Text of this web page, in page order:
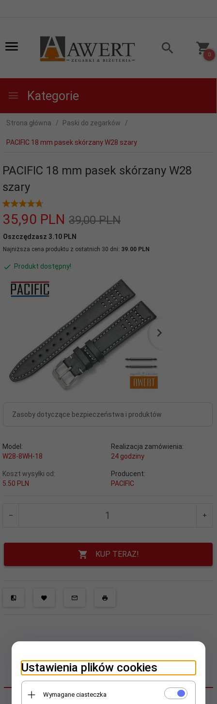
0
Kategorie
Strona główna Paski do zegarków
PACIFIC 18 mm pasek skórzany W28 szary
PACIFIC 18 mm pasek skórzany W28
szary
35,90 PLN 39,00 PLN
Oszczędzasz 3.10 PLN
Najniższa cena produktu z ostatnich 30 dni: 39.00 PLN
Produkt dostępny!
Zasoby dotyczące bezpieczeństwa i produktów
Model:
W28-8WH-18
Realizacja zamówienia:
24 godziny
Koszt wysyłki od:
5.50 PLN
Producent:
PACIFIC
KUP TERAZ!
DANE TECHNICZNE
Ustawienia plików cookies
Wymagane ciasteczka